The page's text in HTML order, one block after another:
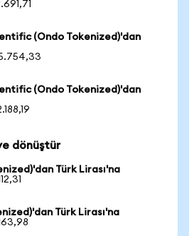
(Ondo Tokenized)'dan
(Ondo Tokenized)'dan
dönüştür
Türk Lirası'na
Türk Lirası'na